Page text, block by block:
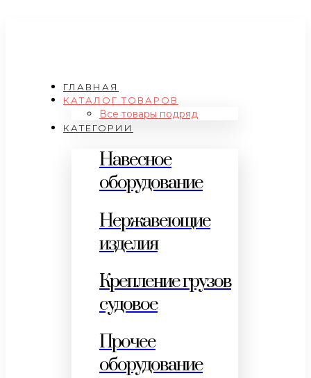
ГЛАВНАЯ
КАТАЛОГ ТОВАРОВ
Все товары подряд
КАТЕГОРИИ
Навесное
оборудование
Нержавеющие
изделия
Крепление грузов
судовое
Прочее
оборудование